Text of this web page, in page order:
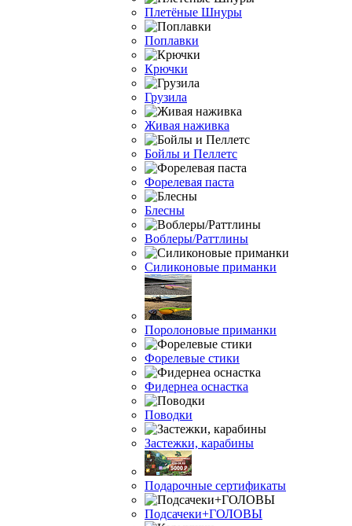
Плетёные Шнуры
Поплавки
Крючки
Грузила
Живая наживка
Бойлы и Пеллетс
Форелевая паста
Блесны
Воблеры/Раттлины
Силиконовые приманки
Поролоновые приманки
Форелевые стики
Фидернеа оснастка
Поводки
Застежки, карабины
Подарочные сертификаты
Подсачеки+ГОЛОВЫ